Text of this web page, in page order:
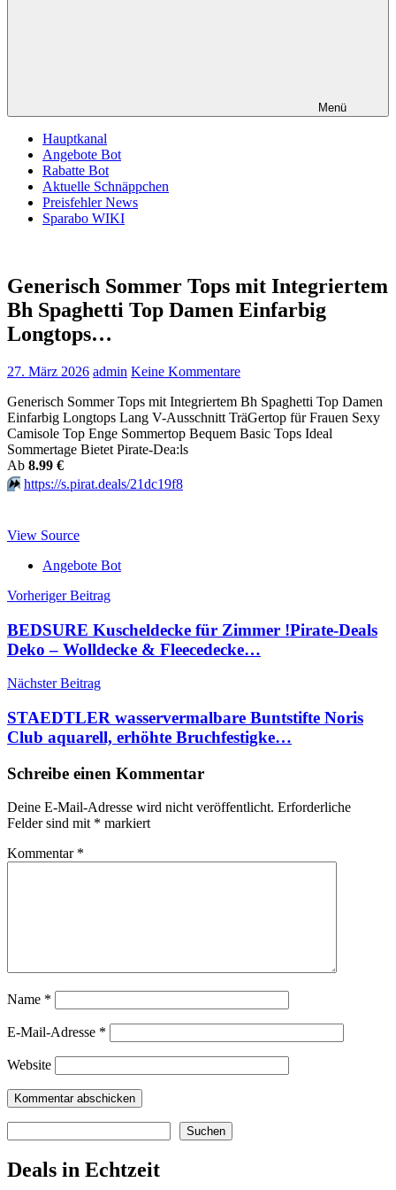
Menü
Hauptkanal
Angebote Bot
Rabatte Bot
Aktuelle Schnäppchen
Preisfehler News
Sparabo WIKI
Generisch Sommer Tops mit Integriertem
Bh Spaghetti Top Damen Einfarbig
Longtops…
27. März 2026 admin Keine Kommentare
Generisch Sommer Tops mit Integriertem Bh Spaghetti Top Damen
Einfarbig Longtops Lang V-Ausschnitt TräGertop für Frauen Sexy
Camisole Top Enge Sommertop Bequem Basic Tops Ideal
Sommertage Bietet Pirate-Dea:ls
Аb 8.99 €
⏩️ https://s.pirat.deals/21dc19f8
View Source
Angebote Bot
Beitragsnavigation
Vorheriger Beitrag
BEDSURE Kuscheldecke für Zimmer !Pirate-Deals
Deko – Wolldecke & Fleecedecke…
Nächster Beitrag
STAEDTLER wasservermalbare Buntstifte Noris
Club aquarell, erhöhte Bruchfestigke…
Schreibe einen Kommentar
Deine E-Mail-Adresse wird nicht veröffentlicht. Erforderliche
Felder sind mit * markiert
Kommentar *
Name *
E-Mail-Adresse *
Website
Suchen
Deals in Echtzeit